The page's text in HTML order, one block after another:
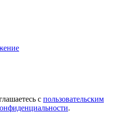
с пользовательским
.